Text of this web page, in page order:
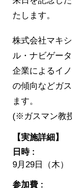
たします。
株式会社マキ
ル・ナビゲー
企業によるイ
の傾向などガ
ます。
(※ガスマン教
【実施詳細】
日時 :
9月29日（木
参加費 :